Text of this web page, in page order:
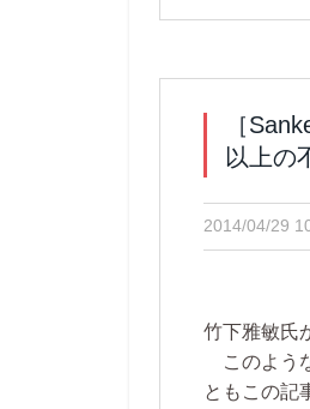
［
以上の
2014/04/29
竹下雅敏氏
このよう
ともこの記